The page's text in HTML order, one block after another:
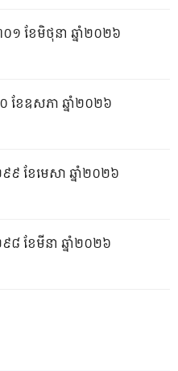
១ ខែមិថុនា ឆ្នាំ២០២៦
ខែឧសភា ឆ្នាំ២០២៦
៩ ខែមេសា ឆ្នាំ២០២៦
៨ ខែមីនា ឆ្នាំ២០២៦